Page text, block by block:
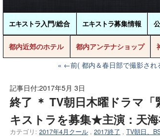
エキストラ入門/総合 エキストラ募集情報
都内近郊のホテル 都内アンテナショップ
←前( 都内＆春日部で撮影され
記事日付:2017年5月 3日
終了 ＊ TV朝日木曜ドラマ
キストラを募集★主演：天
カテゴリ: 2017年4月クール , 2017終了 , TV朝日、